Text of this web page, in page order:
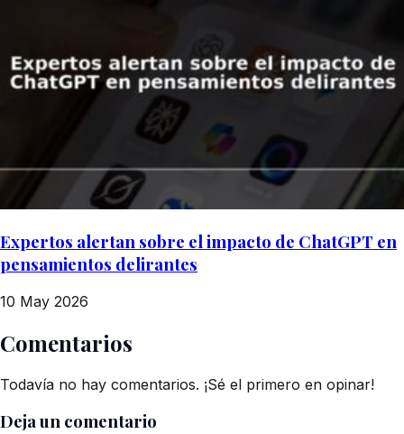
Expertos alertan sobre el impacto de ChatGPT en
pensamientos delirantes
10 May 2026
Comentarios
Todavía no hay comentarios. ¡Sé el primero en opinar!
Deja un comentario